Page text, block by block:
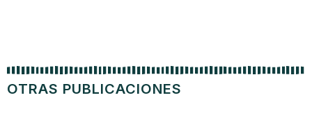
OTRAS PUBLICACIONES